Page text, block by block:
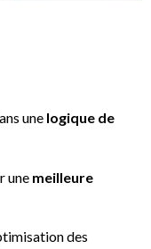
une logique de
une meilleure
des